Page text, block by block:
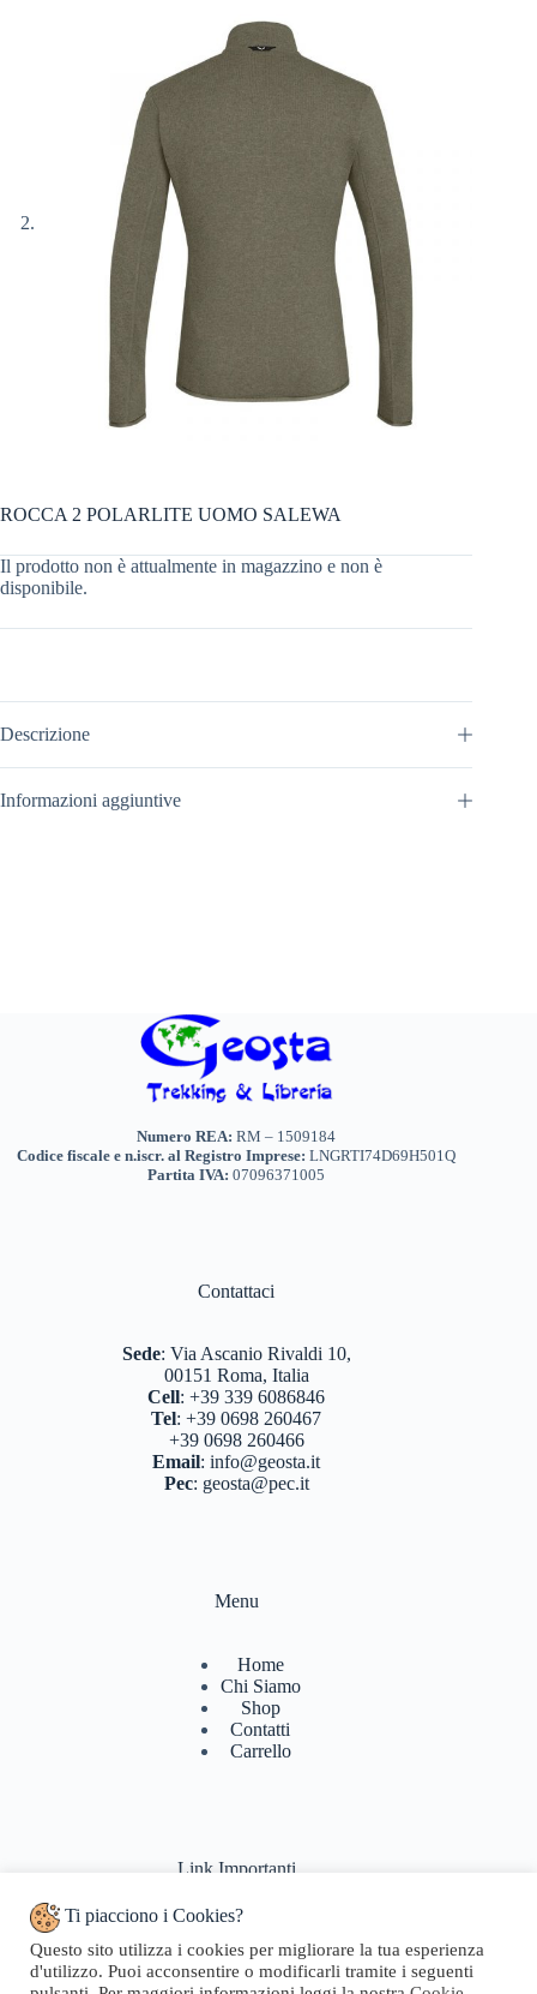
ROCCA 2 POLARLITE UOMO SALEWA
Il prodotto non è attualmente in magazzino e non è
disponibile.
Descrizione
Informazioni aggiuntive
Numero REA:RM – 1509184
Codice fiscale e n.iscr. al Registro Imprese:LNGRTI74D69H501Q
Partita IVA: 07096371005
Contattaci
Sede: Via Ascanio Rivaldi 10,
00151 Roma, Italia
Cell:+39 339 6086846
Tel:+39 0698 260467
+39 0698 260466
Email:info@geosta.it
Pec: geosta@pec.it
Menu
Home
Chi Siamo
Shop
Contatti
Carrello
Link Importanti
Politiche di Reso
Pagamenti & Spedizioni
Ti piacciono i Cookies?
Questo sito utilizza i cookies per migliorare la tua esperienza
d'utilizzo. Puoi acconsentire o modificarli tramite i seguenti